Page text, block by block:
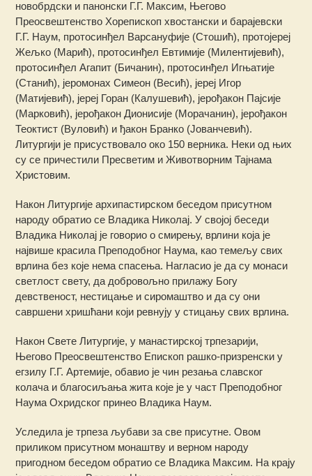
новобрдски и панонски Г.Г. Максим, Његово
Преосвештенство Хорепископ хвостански и барајевски
Г.Г. Наум, протосинђел Варсануфије (Стошић), протојереј
Жељко (Марић), протосинђел Евтимије (Милентијевић),
протосинђел Агапит (Бичанин), протосинђел Игњатије
(Станић), јеромонах Симеон (Весић), јереј Игор
(Матијевић), јереј Горан (Калушевић), јерођакон Пајсије
(Марковић), јерођакон Дионисије (Морачанин), јерођакон
Теоктист (Вуловић) и ђакон Бранко (Јованчевић).
Литургији је присуствовало око 150 верника. Неки од њих
су се причестили Пресветим и Животворним Тајнама
Христовим.
Након Литургије архипастирском беседом присутном
народу обратио се Владика Николај. У својој беседи
Владика Николај је говорио о смирењу, врлини која је
највише красила Преподобног Наума, као темељу свих
врлина без које нема спасења. Нагласио је да су монаси
светлост свету, да добровољно прилажу Богу
девственост, нестицање и сиромаштво и да су они
савршени хришћани који ревнују у стицању свих врлина.
Након Свете Литургије, у манастирској трпезарији,
Његово Преосвештенство Епископ рашко-призренски у
егзилу Г.Г. Артемијe, обавио је чин резања славског
колача и благосиљања жита које је у част Преподобног
Наума Охридског принео Владика Наум.
Уследила је трпеза љубави за све присутне. Овом
приликом присутном монаштву и верном народу
пригодном беседом обратио се Владика Максим. На крају